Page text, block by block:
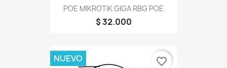
POE MIKROTIK GIGA RBG POE
$ 32.000
NUEVO
favorite_border